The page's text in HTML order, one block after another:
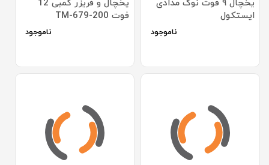
یخچال ۹ فوت نوک مدادی
ایستکول
ناموجود
یخچال و فریزر کمبی 12
فوت TM-679-200
ناموجود